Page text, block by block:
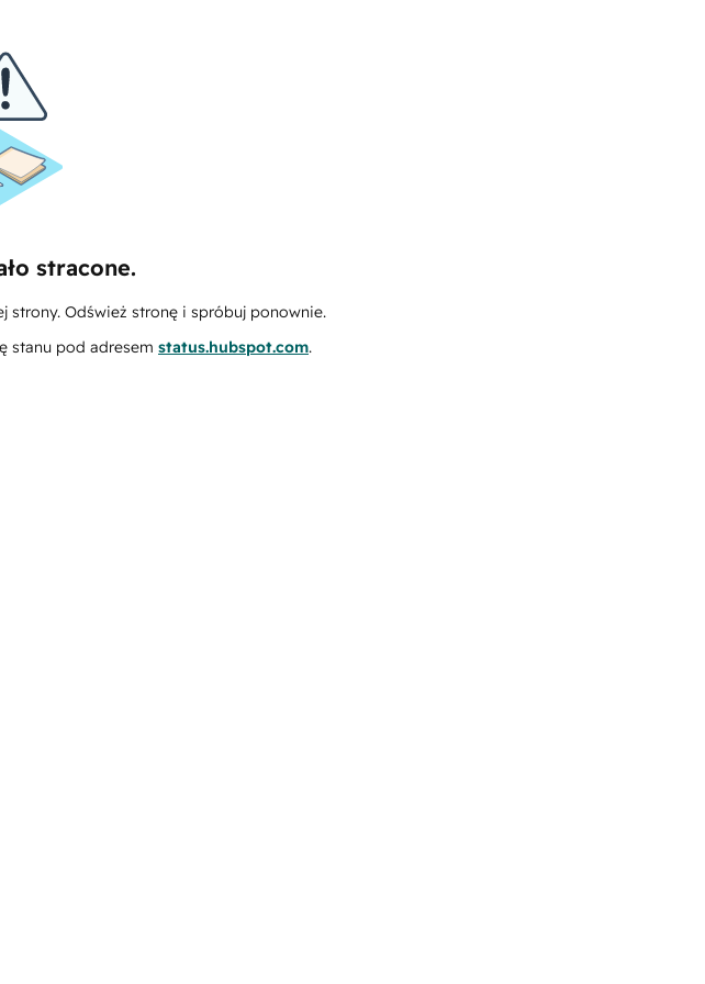
stracone.
strony. Odśwież stronę i spróbuj ponownie.
stanu pod adresem status.hubspot.com.